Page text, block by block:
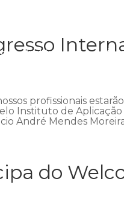
Institucional
profissionais
Instituto de Aplicação
André Mendes
do